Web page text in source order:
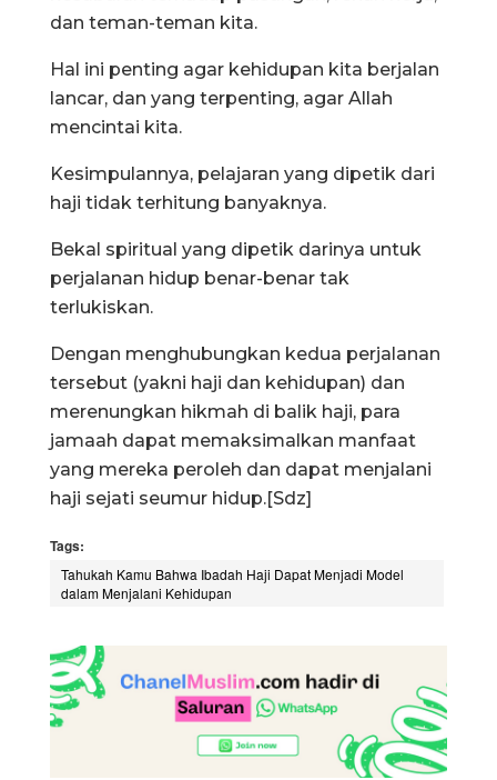
dan teman-teman kita.
Hal ini penting agar kehidupan kita berjalan
lancar, dan yang terpenting, agar Allah
mencintai kita.
Kesimpulannya, pelajaran yang dipetik dari
haji tidak terhitung banyaknya.
Bekal spiritual yang dipetik darinya untuk
perjalanan hidup benar-benar tak
terlukiskan.
Dengan menghubungkan kedua perjalanan
tersebut (yakni haji dan kehidupan) dan
merenungkan hikmah di balik haji, para
jamaah dapat memaksimalkan manfaat
yang mereka peroleh dan dapat menjalani
haji sejati seumur hidup.[Sdz]
Tags:
Tahukah Kamu Bahwa Ibadah Haji Dapat Menjadi Model
dalam Menjalani Kehidupan